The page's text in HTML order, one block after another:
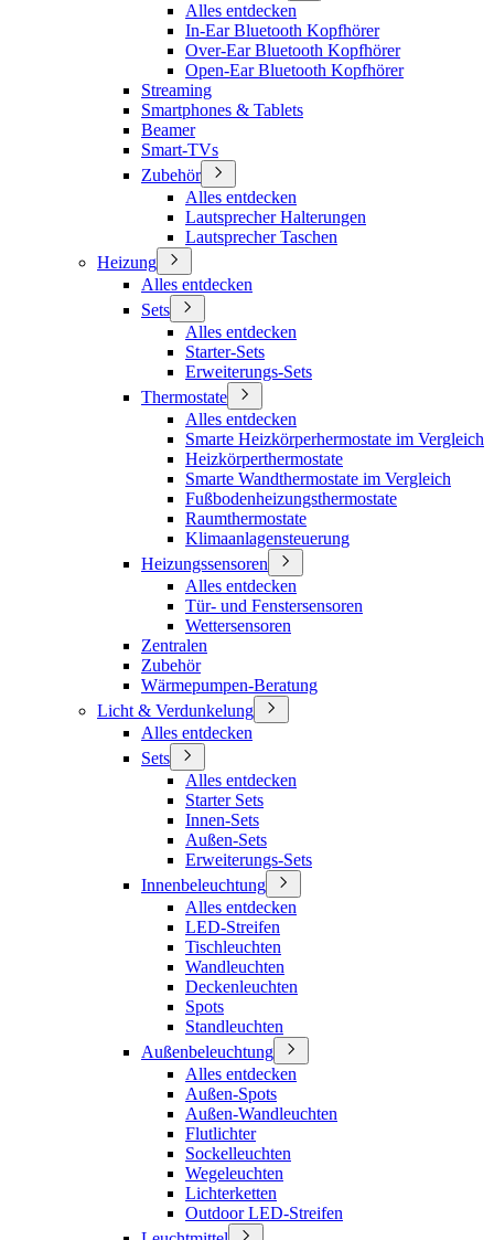
Alles entdecken
In-Ear Bluetooth Kopfhörer
Over-Ear Bluetooth Kopfhörer
Open-Ear Bluetooth Kopfhörer
Streaming
Smartphones & Tablets
Beamer
Smart-TVs
Zubehör
Alles entdecken
Lautsprecher Halterungen
Lautsprecher Taschen
Heizung
Alles entdecken
Sets
Alles entdecken
Starter-Sets
Erweiterungs-Sets
Thermostate
Alles entdecken
Smarte Heizkörperhermostate im Vergleich
Heizkörperthermostate
Smarte Wandthermostate im Vergleich
Fußbodenheizungsthermostate
Raumthermostate
Klimaanlagensteuerung
Heizungssensoren
Alles entdecken
Tür- und Fenstersensoren
Wettersensoren
Zentralen
Zubehör
Wärmepumpen-Beratung
Licht & Verdunkelung
Alles entdecken
Sets
Alles entdecken
Starter Sets
Innen-Sets
Außen-Sets
Erweiterungs-Sets
Innenbeleuchtung
Alles entdecken
LED-Streifen
Tischleuchten
Wandleuchten
Deckenleuchten
Spots
Standleuchten
Außenbeleuchtung
Alles entdecken
Außen-Spots
Außen-Wandleuchten
Flutlichter
Sockelleuchten
Wegeleuchten
Lichterketten
Outdoor LED-Streifen